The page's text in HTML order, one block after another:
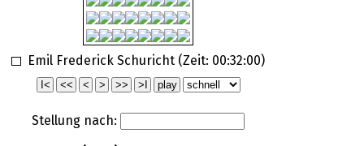
Emil Frederick Schuricht (Zeit: 00:32:00)
Stellung nach: